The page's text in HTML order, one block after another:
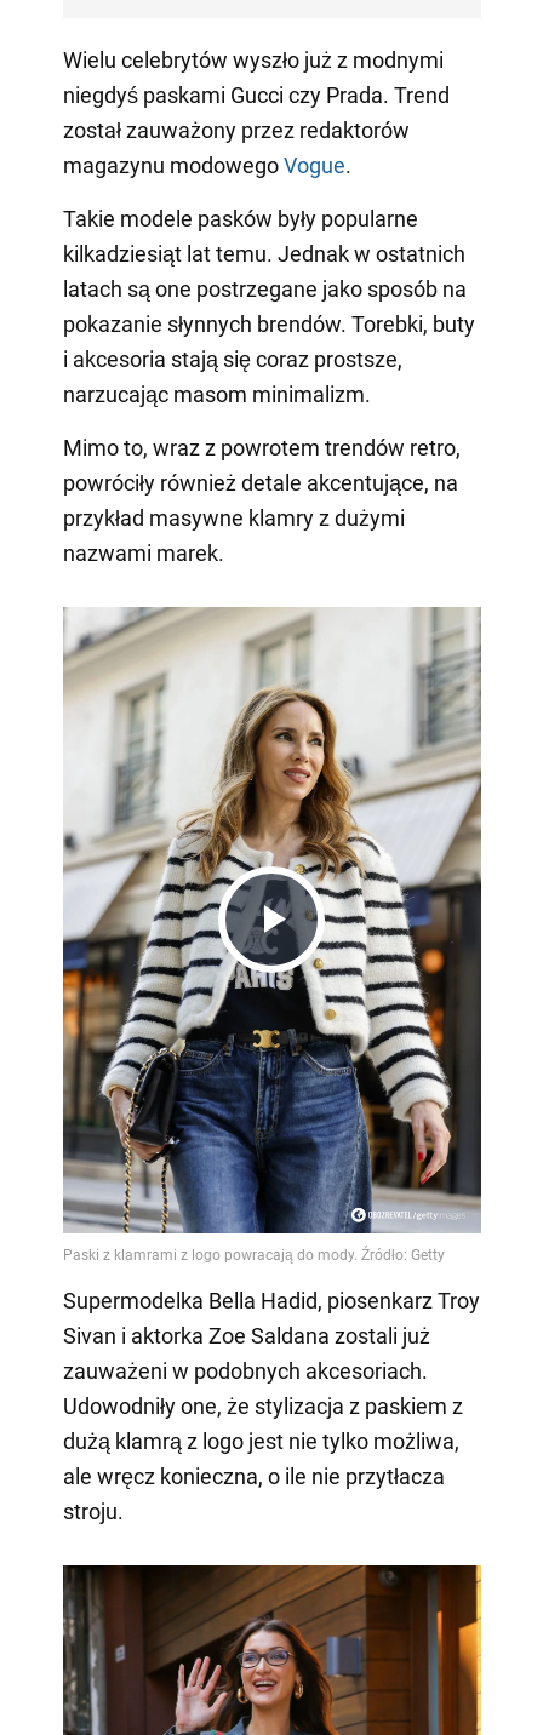
Wielu celebrytów wyszło już z modnymi
niegdyś paskami Gucci czy Prada. Trend
został zauważony przez redaktorów
magazynu modowegoVogue.
Takie modele pasków były popularne
kilkadziesiąt lat temu. Jednak w ostatnich
latach są one postrzegane jako sposób na
pokazanie słynnych brendów. Torebki, buty
i akcesoria stają się coraz prostsze,
narzucając masom minimalizm.
Mimo to, wraz z powrotem trendów retro,
powróciły również detale akcentujące, na
przykład masywne klamry z dużymi
nazwami marek.
Play
Video
Supermodelka Bella Hadid, piosenkarz Troy
Sivan i aktorka Zoe Saldana zostali już
zauważeni w podobnych akcesoriach.
Udowodniły one, że stylizacja z paskiem z
dużą klamrą z logo jest nie tylko możliwa,
ale wręcz konieczna, o ile nie przytłacza
stroju.